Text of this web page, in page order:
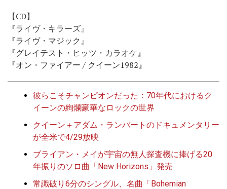
【CD】
『ライヴ・キラーズ』
『ライヴ・マジック』
『グレイテスト・ヒッツ・カラオケ』
『オン・ファイアー / クイーン1982』
彼らこそチャンピオンだった：70年代におけるク
イーンの絢爛豪華なロックの世界
クイーン＋アダム・ランバートのドキュメンタリー
が全米で4/29放映
ブライアン・メイが宇宙の無人探査機に捧げる20
年振りのソロ曲「New Horizons」発売
常識破り6分のシングル、名曲「Bohemian